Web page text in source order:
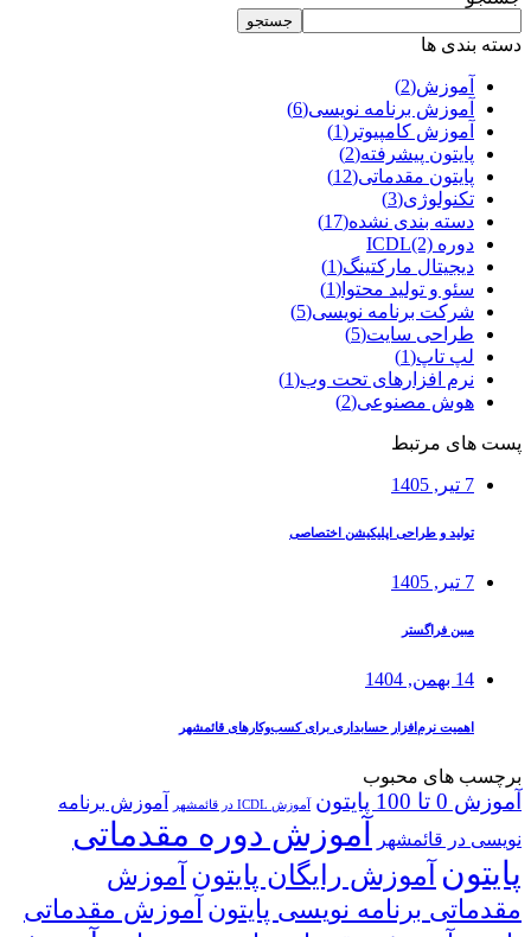
جستجو
دسته بندی ها
آموزش(2)
آموزش برنامه نویسی(6)
آموزش کامپیوتر (1)
پایتون پیشرفته(2)
پایتون مقدماتی(12)
تکنولوژی(3)
دسته بندی نشده(17)
دوره ICDL (2)
دیجیتال مارکتینگ(1)
سئو و تولید محتوا (1)
شرکت برنامه نویسی(5)
طراحی سایت(5)
لپ تاپ(1)
نرم افزارهای تحت وب(1)
هوش مصنوعی(2)
پست های مرتبط
7 تیر, 1405
تولید و طراحی اپلیکیشن اختصاصی
7 تیر, 1405
مبین فراگستر
14 بهمن, 1404
اهمیت نرم‌افزار حسابداری برای کسب‌وکارهای قائمشهر
برچسب های محبوب
آموزش 0 تا 100 پایتون آموزش ICDL در قائمشهر
آموزش برنامه
نویسی در قائمشهر
آموزش دوره مقدماتی
پایتون آموزش رایگان پایتون آموزش
مقدماتی برنامه نویسی پایتون آموزش مقدماتی